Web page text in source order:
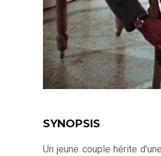
SYNOPSIS
Un jeune couple hérite